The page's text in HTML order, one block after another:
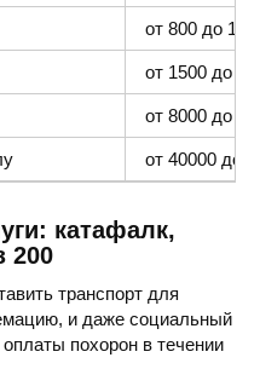
от 800 до
от 1500 до
от 8000 до 25
от 40000 до
катафалк,
200
транспорт для
и даже социальный
похорон в течении